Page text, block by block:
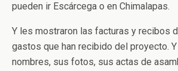
pueden ir Escárcega o en Chimalapas.
Y les mostraron las facturas y recibos
gastos que han recibido del proyecto.
nombres, sus fotos, sus actas de